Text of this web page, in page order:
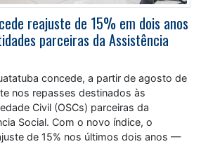
reajuste de 15% em dois anos
parceiras da Assistência
concede, a partir de agosto de
nos repasses destinados às
Civil (OSCs) parceiras da
Social. Com o novo índice, o
de 15% nos últimos dois anos —